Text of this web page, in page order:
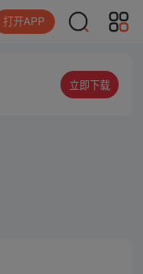
打开APP
立即下载